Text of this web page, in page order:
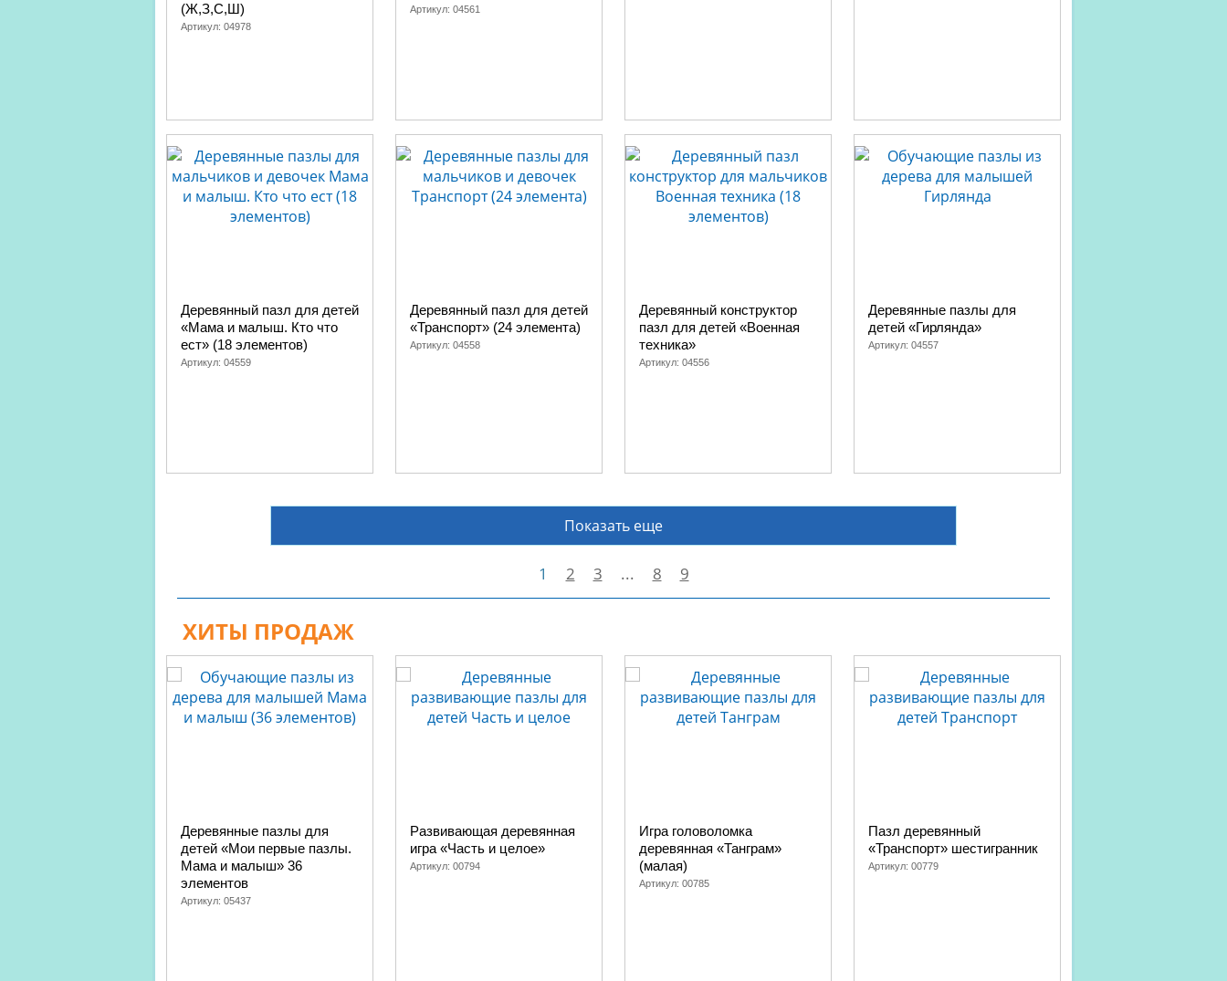
(Ж,З,С,Ш)
Артикул: 04978
Артикул: 04561
Деревянный пазл для детей
«Мама и малыш. Кто что
ест» (18 элементов)
Артикул: 04559
Деревянный пазл для детей
«Транспорт» (24 элемента)
Артикул: 04558
Деревянный конструктор
пазл для детей «Военная
техника»
Артикул: 04556
Деревянные пазлы для
детей «Гирлянда»
Артикул: 04557
Показать еще
1 2 3 ... 8 9
ХИТЫ ПРОДАЖ
Деревянные пазлы для
детей «Мои первые пазлы.
Мама и малыш» 36
элементов
Артикул: 05437
Развивающая деревянная
игра «Часть и целое»
Артикул: 00794
Игра головоломка
деревянная «Танграм»
(малая)
Артикул: 00785
Пазл деревянный
«Транспорт» шестигранник
Артикул: 00779